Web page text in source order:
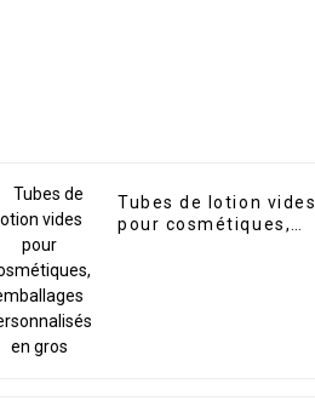
Tubes de lotion vides
pour cosmétiques,